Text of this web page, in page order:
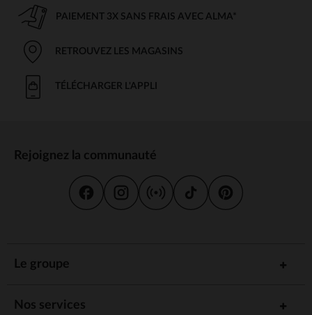
PAIEMENT 3X SANS FRAIS AVEC ALMA*
RETROUVEZ LES MAGASINS
TÉLÉCHARGER L'APPLI
Rejoignez la communauté
Le groupe
Nos services